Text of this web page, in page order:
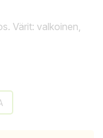
Värit: valkoinen,